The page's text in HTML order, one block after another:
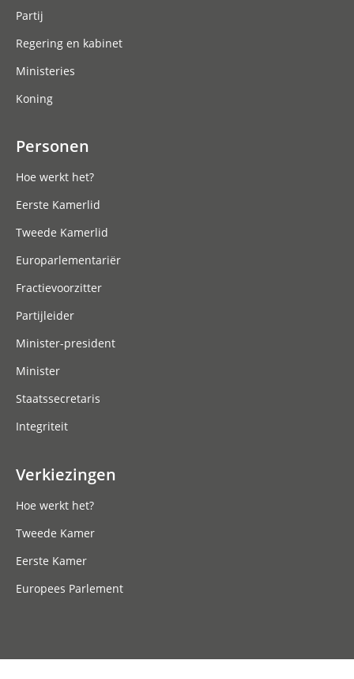
Partij
Regering en kabinet
Ministeries
Koning
Personen
Hoe werkt het?
Eerste Kamerlid
Tweede Kamerlid
Europarlementariër
Fractievoorzitter
Partijleider
Minister-president
Minister
Staatssecretaris
Integriteit
Verkiezingen
Hoe werkt het?
Tweede Kamer
Eerste Kamer
Europees Parlement